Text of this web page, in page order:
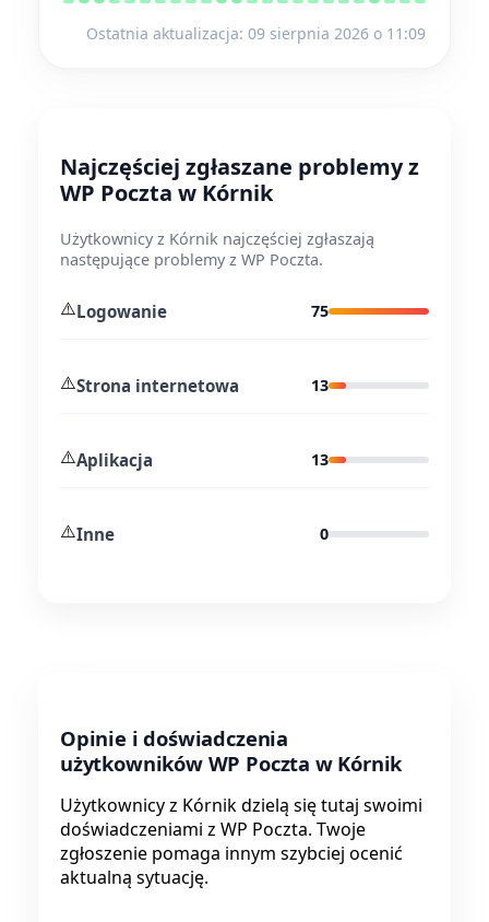
Ostatnia aktualizacja: 09 sierpnia 2026 o 11:09
Najczęściej zgłaszane problemy z
WP Poczta w Kórnik
Użytkownicy z Kórnik najczęściej zgłaszają
następujące problemy z WP Poczta.
⚠️Logowanie 75
⚠️Strona internetowa 13
⚠️Aplikacja 13
⚠️Inne 0
Opinie i doświadczenia
użytkowników WP Poczta w Kórnik
Użytkownicy z Kórnik dzielą się tutaj swoimi
doświadczeniami z WP Poczta. Twoje
zgłoszenie pomaga innym szybciej ocenić
aktualną sytuację.